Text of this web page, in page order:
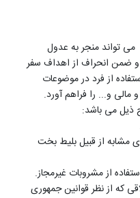
تواند منجر به عدول
ضمن انحراف از اهداف سفر
از فرد در موضوعات
و... را فراهم آورد.
ذیل می باشد:
مشابه از قبیل بلیط بخت
از مشروبات غیرمجاز.
که از نظر قوانین جمهوری